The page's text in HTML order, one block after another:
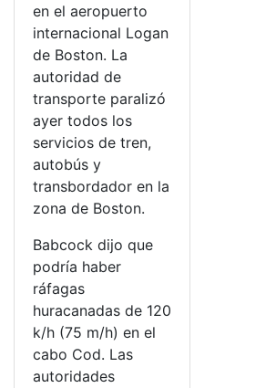
en el aeropuerto
internacional Logan
de Boston. La
autoridad de
transporte paralizó
ayer todos los
servicios de tren,
autobús y
transbordador en la
zona de Boston.
Babcock dijo que
podría haber
ráfagas
huracanadas de 120
k/h (75 m/h) en el
cabo Cod. Las
autoridades